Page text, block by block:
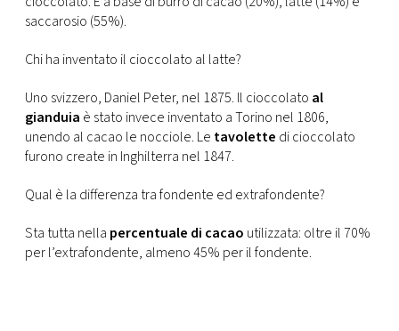
saccarosio (55%).
Chi ha inventato il cioccolato al latte?
Uno svizzero, Daniel Peter, nel 1875. Il cioccolato al
gianduia è stato invece inventato a Torino nel 1806,
unendo al cacao le nocciole. Le tavolette di cioccolato
furono create in Inghilterra nel 1847.
Qual è la differenza tra fondente ed extrafondente?
Sta tutta nella percentuale di cacao utilizzata: oltre il 70%
per l’extrafondente, almeno 45% per il fondente.